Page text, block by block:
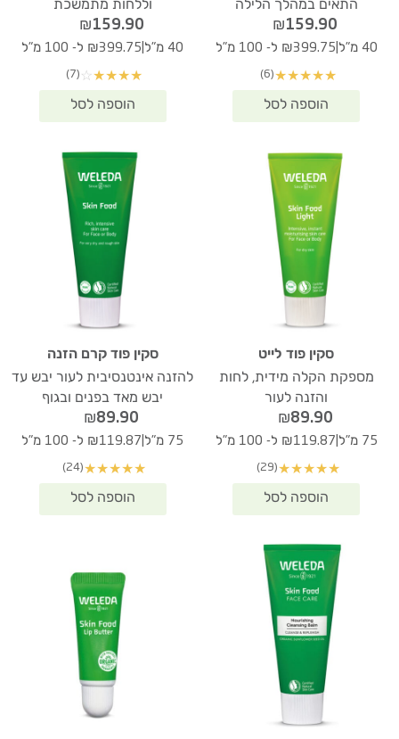
התאים במהלך הלילה
₪159.90
40 מ"ל ₪399.75 ל- 100 מ"ל
★
★
★
★
★
(6)
וללחות מתמשכת
₪159.90
40 מ"ל ₪399.75 ל- 100 מ"ל
★
★
★
★
☆
(7)
סקין פוד לייט
מספקת הקלה מידית, לחות
והזנה לעור
₪89.90
75 מ"ל ₪119.87 ל- 100 מ"ל
★
★
★
★
★
(29)
סקין פוד קרם הזנה
להזנה אינטנסיבית לעור יבש עד
יבש מאד בפנים ובגוף
₪89.90
75 מ"ל ₪119.87 ל- 100 מ"ל
★
★
★
★
★
(24)